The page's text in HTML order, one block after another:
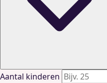
Aantal kinderen